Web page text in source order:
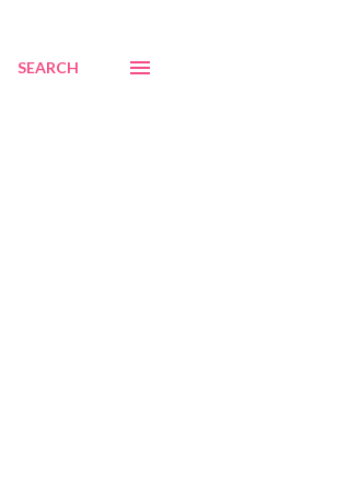
SEARCH